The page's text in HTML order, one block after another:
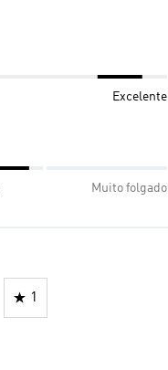
Excelente
Muito folgado
1